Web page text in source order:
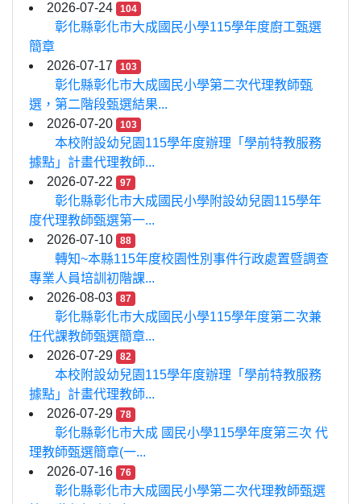
2026-07-24
104
彰化縣彰化市大成國民小學115學年度廚工甄選
簡章
2026-07-17
103
彰化縣彰化市大成國民小學第二次代理教師甄
選，第二階段甄選結果...
2026-07-20
103
本校附設幼兒園115學年度辦理「學前特教服務
據點」計畫代理教師...
2026-07-22
97
彰化縣彰化市大成國民小學附設幼兒園115學年
度代理教師甄選第一...
2026-07-10
88
轉知~本縣115年度校園性別事件行政處置暨調查
專業人員培訓初階課...
2026-08-03
87
彰化縣彰化市大成國民小學115學年度第二次兼
任代課教師甄選簡章...
2026-07-29
82
本校附設幼兒園115學年度辦理「學前特教服務
據點」計畫代理教師...
2026-07-29
78
彰化縣彰化市大成 國民小學115學年度第三次 代
理教師甄選簡章(一...
2026-07-16
76
彰化縣彰化市大成國民小學第二次代理教師甄選